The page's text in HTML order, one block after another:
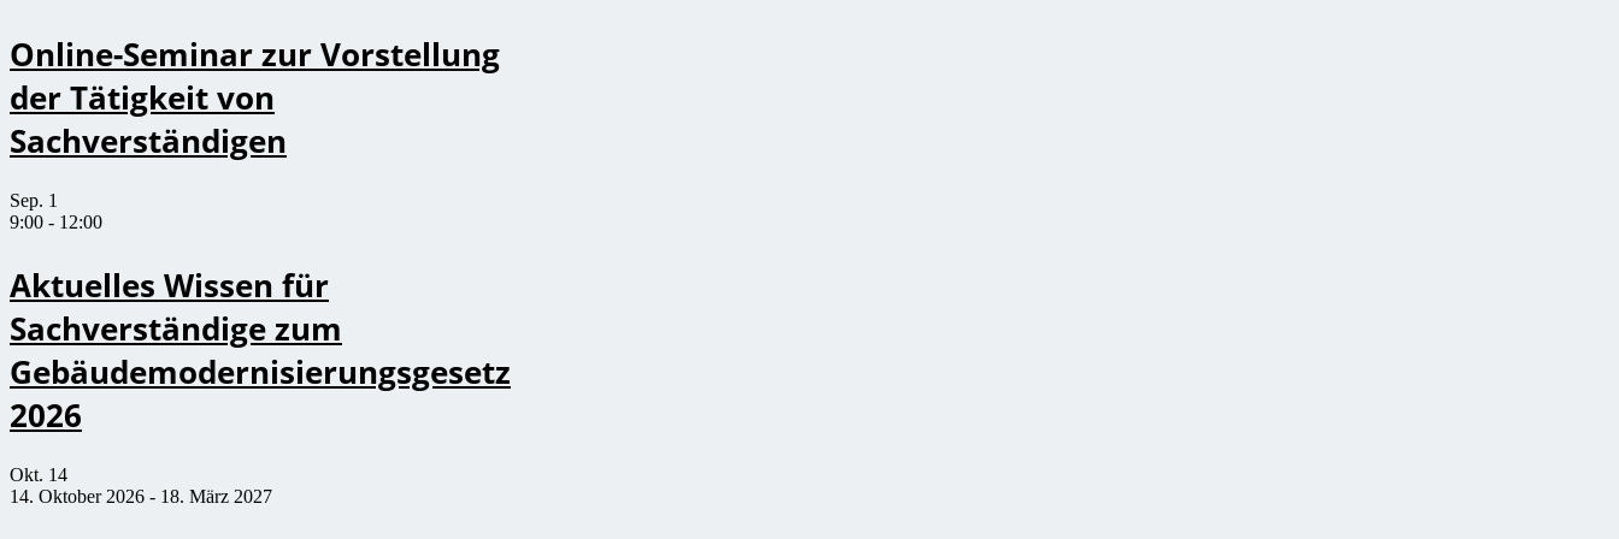
Online-Seminar zur Vorstellung
der Tätigkeit von
Sachverständigen
Sep. 1
9:00 - 12:00
Aktuelles Wissen für
Sachverständige zum
Gebäudemodernisierungsgesetz
2026
Okt. 14
14. Oktober 2026 - 18. März 2027